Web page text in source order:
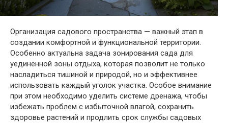
Организация садового пространства — важный этап в
создании комфортной и функциональной территории.
Особенно актуальна задача зонирования сада для
уединённой зоны отдыха, которая позволит не только
насладиться тишиной и природой, но и эффективнее
использовать каждый уголок участка. Особое внимание
при этом необходимо уделить системе дренажа, чтобы
избежать проблем с избыточной влагой, сохранить
здоровье растений и продлить срок службы садовых